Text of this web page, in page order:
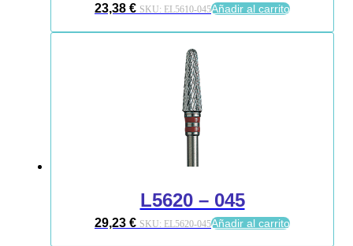
23,38 € SKU: EL5610-045Añadir al carrito
L5620 – 045
29,23 € SKU: EL5620-045Añadir al carrito